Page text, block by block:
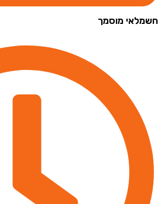
מוסמך